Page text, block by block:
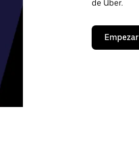
de Uber.
Empezar